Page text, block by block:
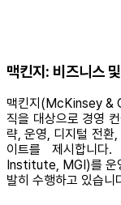
맥킨지: 비즈니스
맥킨지(McKinsey &
직을 대상으로 경영
략, 운영, 디지털 전환
이트를 제시합니
Institute, MGI)를 운
발히 수행하고 있습니